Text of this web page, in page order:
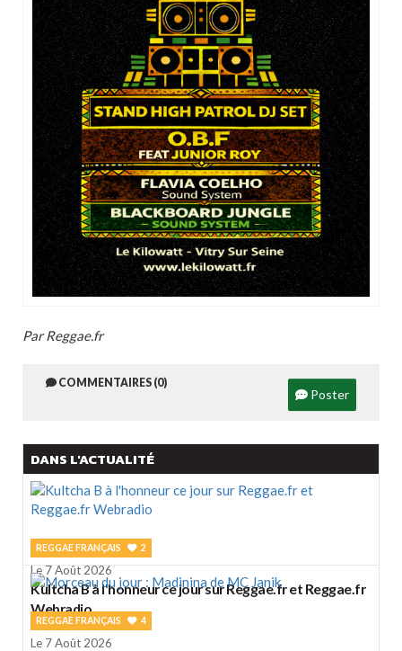
Par Reggae.fr
COMMENTAIRES (0)
Poster
DANS L'ACTUALITÉ
REGGAE FRANÇAIS 2
Le 7 Août 2026
Kultcha B à l'honneur ce jour sur Reggae.fr et Reggae.fr
Webradio
REGGAE FRANÇAIS 4
Le 7 Août 2026